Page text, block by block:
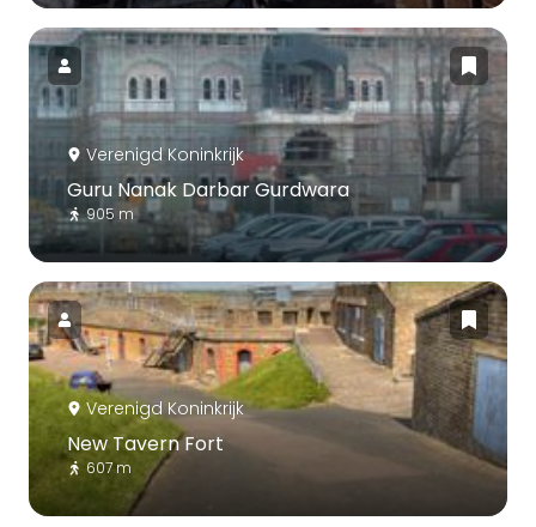
Verenigd Koninkrijk
Guru Nanak Darbar Gurdwara
905 m
Verenigd Koninkrijk
New Tavern Fort
607 m